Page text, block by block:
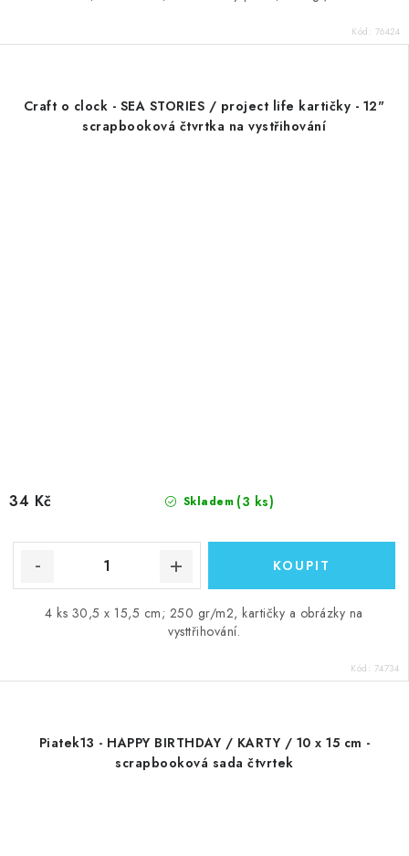
Kód: 76424
Craft o clock - SEA STORIES / project life kartičky - 12"
scrapbooková čtvrtka na vystřihování
Skladem (3 ks)
34 Kč
4 ks 30,5 x 15,5 cm; 250 gr/m2, kartičky a obrázky na
vysttřihování.
Kód: 74734
Piatek13 - HAPPY BIRTHDAY / KARTY / 10 x 15 cm -
scrapbooková sada čtvrtek